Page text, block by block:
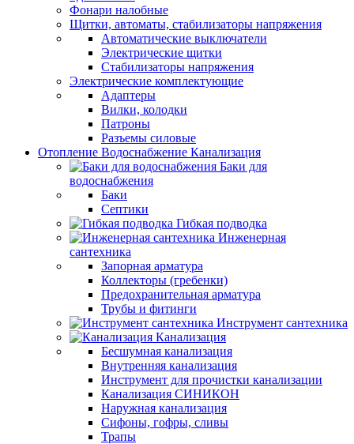
Фонари налобные
Щитки, автоматы, стабилизаторы напряжения
Автоматические выключатели
Электрические щитки
Стабилизаторы напряжения
Электрические комплектующие
Адаптеры
Вилки, колодки
Патроны
Разъемы силовые
Отопление Водоснабжение Канализация
Баки для
водоснабжения
Баки
Септики
Гибкая подводка
Инженерная
сантехника
Запорная арматура
Коллекторы (гребенки)
Предохранительная арматура
Трубы и фитинги
Инструмент сантехника
Канализация
Бесшумная канализация
Внутренняя канализация
Инструмент для прочистки канализации
Канализация СИНИКОН
Наружная канализация
Сифоны, гофры, сливы
Трапы